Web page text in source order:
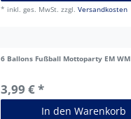
* inkl. ges. MwSt. zzgl.Versandkosten
6 Ballons Fußball Mottoparty EM WM
3,99 € *
In den Warenkorb